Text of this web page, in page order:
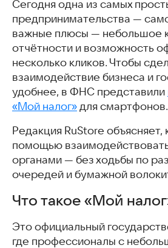
Как скачать «Мой налог»?
Как зарегистрироваться в
самозанятого?
Как пользоваться приложением
функции в нём доступны?
Вместе с этим скачивают
Часто задаваемые вопросы
Может понравиться
Сегодня одна из самых
предпринимательства —
важные плюсы — небольшое
отчётности и возможность
несколько кликов. Чтобы
взаимодействие бизнеса и
удобнее, в ФНС представили
«Мой налог» для смартфонов.
Редакция RuStore объясняет,
помощью
органами — без ходьбы по
очередей и бумажной
Что такое «Мой
Это официальный
где профессионалы с